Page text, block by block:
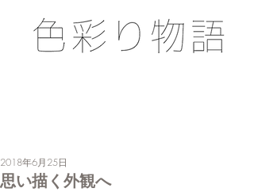
思い描く外観へ
2018年6月25日